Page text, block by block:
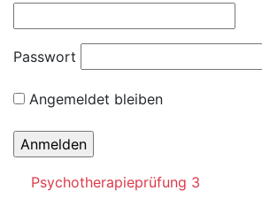
Passwort
Angemeldet bleiben
Beitragsnavigation
Psychotherapieprüfung 3